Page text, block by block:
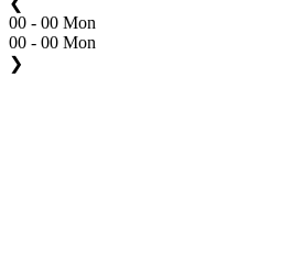
00 - 00 Mon
00 - 00 Mon
❯